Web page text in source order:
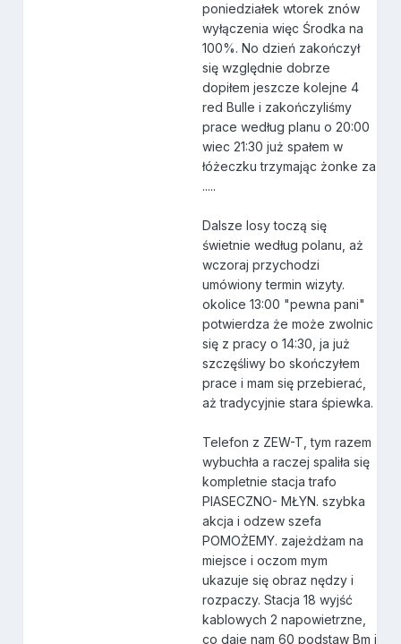
poniedziałek wtorek znów
wyłączenia więc Środka na
100%. No dzień zakończył
się względnie dobrze
dopiłem jeszcze kolejne 4
red Bulle i zakończyliśmy
prace według planu o 20:00
wiec 21:30 już spałem w
łóżeczku trzymając żonke za
.....
Dalsze losy toczą się
świetnie według polanu, aż
wczoraj przychodzi
umówiony termin wizyty.
okolice 13:00 "pewna pani"
potwierdza że może zwolnic
się z pracy o 14:30, ja już
szczęśliwy bo skończyłem
prace i mam się przebierać,
aż tradycyjnie stara śpiewka.
Telefon z ZEW-T, tym razem
wybuchła a raczej spaliła się
kompletnie stacja trafo
PIASECZNO- MŁYN. szybka
akcja i odzew szefa
POMOŻEMY. zajeżdżam na
miejsce i oczom mym
ukazuje się obraz nędzy i
rozpaczy. Stacja 18 wyjść
kablowych 2 napowietrzne,
co daje nam 60 podstaw Bm i